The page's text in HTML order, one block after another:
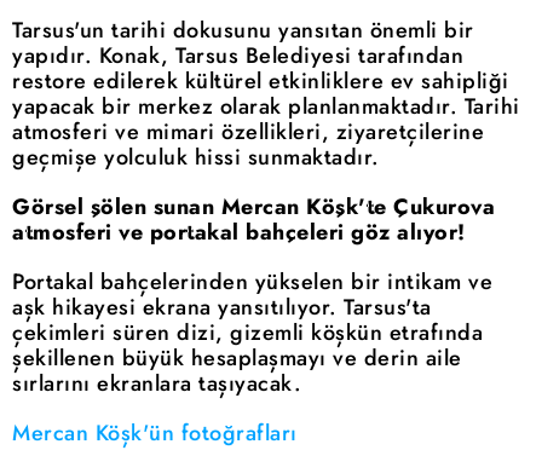
Tarsus'un tarihi dokusunu yansıtan önemli bir
yapıdır. Konak, Tarsus Belediyesi tarafından
restore edilerek kültürel etkinliklere ev sahipliği
yapacak bir merkez olarak planlanmaktadır. Tarihi
atmosferi ve mimari özellikleri, ziyaretçilerine
geçmişe yolculuk hissi sunmaktadır.
Görsel şölen sunan Mercan Köşk'te Çukurova
atmosferi ve portakal bahçeleri göz alıyor!
Portakal bahçelerinden yükselen bir intikam ve
aşk hikayesi ekrana yansıtılıyor. Tarsus'ta
çekimleri süren dizi, gizemli köşkün etrafında
şekillenen büyük hesaplaşmayı ve derin aile
sırlarını ekranlara taşıyacak.
Mercan Köşk'ün fotoğrafları